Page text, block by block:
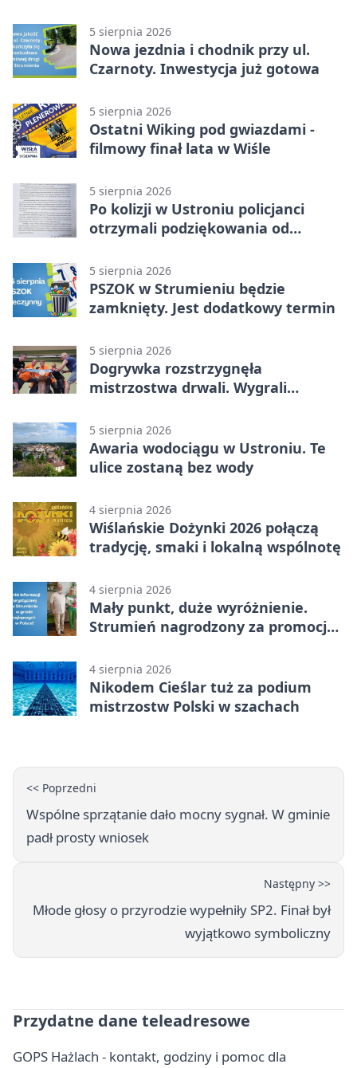
5 sierpnia 2026
Nowa jezdnia i chodnik przy ul.
Czarnoty. Inwestycja już gotowa
5 sierpnia 2026
Ostatni Wiking pod gwiazdami -
filmowy finał lata w Wiśle
5 sierpnia 2026
Po kolizji w Ustroniu policjanci
otrzymali podziękowania od
5 sierpnia 2026
PSZOK w Strumieniu będzie
zamknięty. Jest dodatkowy termin
5 sierpnia 2026
Dogrywka rozstrzygnęła
mistrzostwa drwali. Wygrali
5 sierpnia 2026
Awaria wodociągu w Ustroniu. Te
ulice zostaną bez wody
4 sierpnia 2026
Wiślańskie Dożynki 2026 połączą
tradycję, smaki i lokalną wspólnotę
4 sierpnia 2026
Mały punkt, duże wyróżnienie.
Strumień nagrodzony za promocję
4 sierpnia 2026
Nikodem Cieślar tuż za podium
mistrzostw Polski w szachach
<< Poprzedni
Wspólne sprzątanie dało mocny sygnał. W gminie
padł prosty wniosek
Następny >>
Młode głosy o przyrodzie wypełniły SP2. Finał był
wyjątkowo symboliczny
Przydatne dane teleadresowe
GOPS Hażlach - kontakt, godziny i pomoc dla